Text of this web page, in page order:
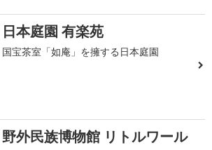
日本庭園 有楽苑
国宝茶室「如庵」を擁する日本庭園
野外民族博物館 リトルワール